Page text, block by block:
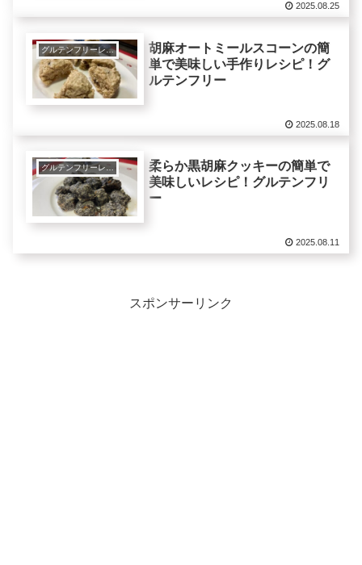
2025.08.25
グルテンフリーレシピで美肌健康ダイエット！
胡麻オートミールスコーンの簡
単で美味しい手作りレシピ！グ
ルテンフリー
2025.08.18
柔らか黒胡麻クッキーの簡単で
美味しいレシピ！グルテンフリ
ー
2025.08.11
スポンサーリンク